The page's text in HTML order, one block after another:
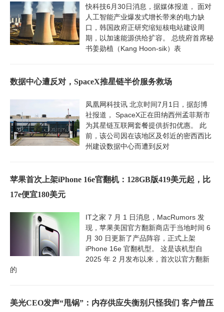
快科技6月30日消息，据媒体报道， 面对
人工智能产业爆发式增长带来的电力缺
口，韩国政府正研究缩短核电站建设周
期，以加速能源供给扩容。 总统府首席秘
书姜勋植（Kang Hoon-sik）表
数据中心遭反对，SpaceX推星链半价服务救场
凤凰网科技讯 北京时间7月1日，据彭博
社报道， SpaceX正在田纳西州孟菲斯市
为其星链互联网套餐提供折扣优惠。 此
前，该公司因在该地区及邻近的密西西比
州建设数据中心而遭到反对
苹果首次上架iPhone 16e官翻机：128GB版419美元起，比
17e便宜180美元
IT之家 7 月 1 日消息，MacRumors 发
现，苹果美国官方翻新商店于当地时间 6
月 30 日更新了产品阵容，正式上架
iPhone 16e 官翻机型。 这是该机型自
2025 年 2 月发布以来，首次以官方翻新
的
美光CEO发声“甩锅”：内存供应失衡别只怪我们 客户曾压